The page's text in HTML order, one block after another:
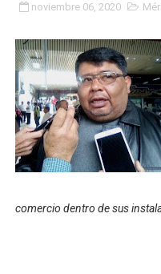
INN-Mérida celebró el
Impulsan plan
Mérida impulsa
Fomficc consolida
Niños de Estudiantes
Corposalud y
noviembre 06, 2020
comercio dentro de sus